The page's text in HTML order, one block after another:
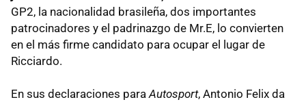
GP2, la nacionalidad brasileña, dos importantes
patrocinadores y el padrinazgo de Mr.E, lo convierten
en el más firme candidato para ocupar el lugar de
Ricciardo.
En sus declaraciones para Autosport, Antonio Felix da